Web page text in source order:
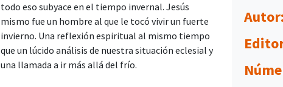
todo eso subyace en el tiempo invernal. Jesús
mismo fue un hombre al que le tocó vivir un fuerte
invierno. Una reflexión espiritual al mismo tiempo
que un lúcido análisis de nuestra situación eclesial y
una llamada a ir más allá del frío.
Autor: